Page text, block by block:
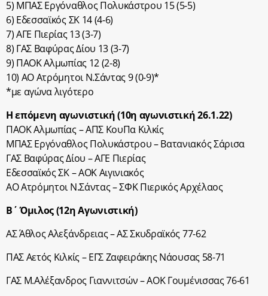
5) ΜΠΑΣ Εργόναθλος Πολυκάστρου 15 (5-5)
6) Εδεσσαϊκός ΣΚ 14 (4-6)
7) ΑΓΕ Πιερίας 13 (3-7)
8) ΓΑΣ Βαφύρας Δίου 13 (3-7)
9) ΠΑΟΚ Αλμωπίας 12 (2-8)
10) ΑΟ Ατρόμητοι Ν.Σάντας 9 (0-9)*
*με αγώνα λιγότερο
Η επόμενη αγωνιστική (10η αγωνιστική 26.1.22)
ΠΑΟΚ Αλμωπίας – ΑΠΣ ΚουΠα Κιλκίς
ΜΠΑΣ Εργόναθλος Πολυκάστρου – Βατανιακός Σάρισα
ΓΑΣ Βαφύρας Δίου – ΑΓΕ Πιερίας
Εδεσσαϊκός ΣΚ – ΑΟΚ Αιγινιακός
ΑΟ Ατρόμητοι Ν.Σάντας – ΣΦΚ Πιερικός Αρχέλαος
Β΄ Όμιλος (12η Αγωνιστική)
ΑΣ Άθλος Αλεξάνδρειας – ΑΣ Σκυδραϊκός 77-62
ΠΑΣ Αετός Κιλκίς – ΕΓΣ Ζαφειράκης Νάουσας 58-71
ΓΑΣ Μ.Αλέξανδρος Γιαννιτσών – ΑΟΚ Γουμένισσας 76-61